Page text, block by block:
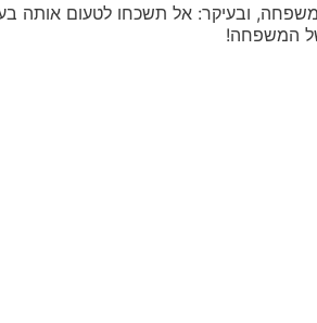
ובעיקר: אל תשכחו לטעום אותה
של המשפחה!